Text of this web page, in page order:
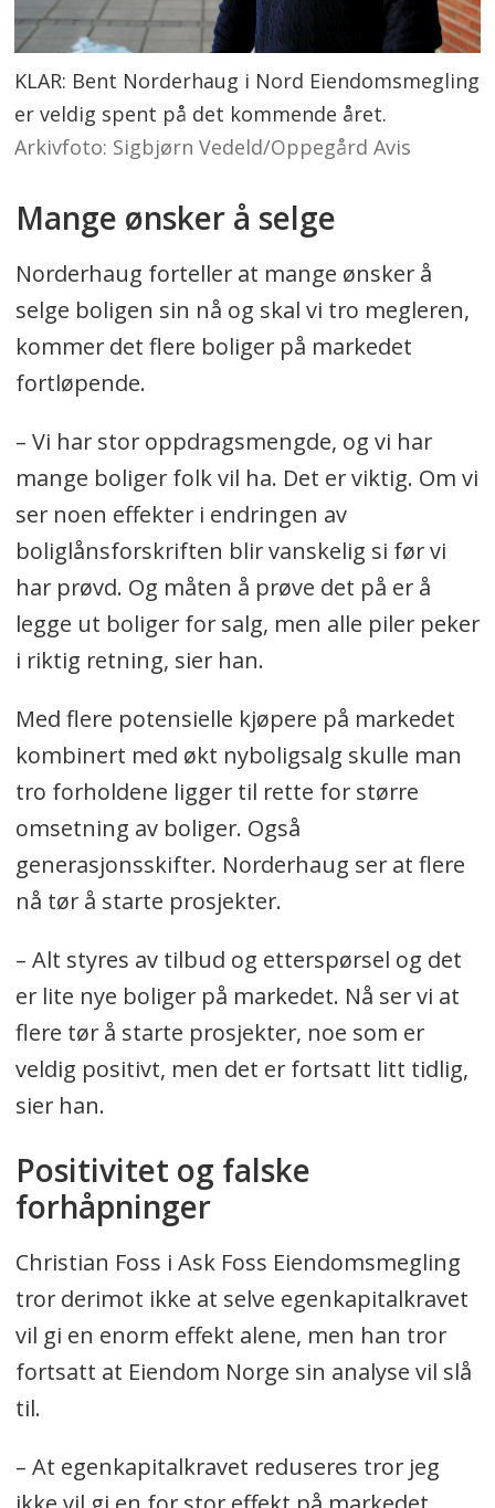
KLAR: Bent Norderhaug i Nord Eiendomsmegling
er veldig spent på det kommende året.
Arkivfoto: Sigbjørn Vedeld/Oppegård Avis
Mange ønsker å selge
Norderhaug forteller at mange ønsker å
selge boligen sin nå og skal vi tro megleren,
kommer det flere boliger på markedet
fortløpende.
– Vi har stor oppdragsmengde, og vi har
mange boliger folk vil ha. Det er viktig. Om vi
ser noen effekter i endringen av
boliglånsforskriften blir vanskelig si før vi
har prøvd. Og måten å prøve det på er å
legge ut boliger for salg, men alle piler peker
i riktig retning, sier han.
Med flere potensielle kjøpere på markedet
kombinert med økt nyboligsalg skulle man
tro forholdene ligger til rette for større
omsetning av boliger. Også
generasjonsskifter. Norderhaug ser at flere
nå tør å starte prosjekter.
– Alt styres av tilbud og etterspørsel og det
er lite nye boliger på markedet. Nå ser vi at
flere tør å starte prosjekter, noe som er
veldig positivt, men det er fortsatt litt tidlig,
sier han.
Positivitet og falske
forhåpninger
Christian Foss i Ask Foss Eiendomsmegling
tror derimot ikke at selve egenkapitalkravet
vil gi en enorm effekt alene, men han tror
fortsatt at Eiendom Norge sin analyse vil slå
til.
– At egenkapitalkravet reduseres tror jeg